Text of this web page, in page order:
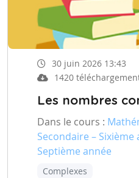
30 juin 2026 13:43
1420
Les nombres
Dans le cours :
Secondaire –
Septième année
Complexes